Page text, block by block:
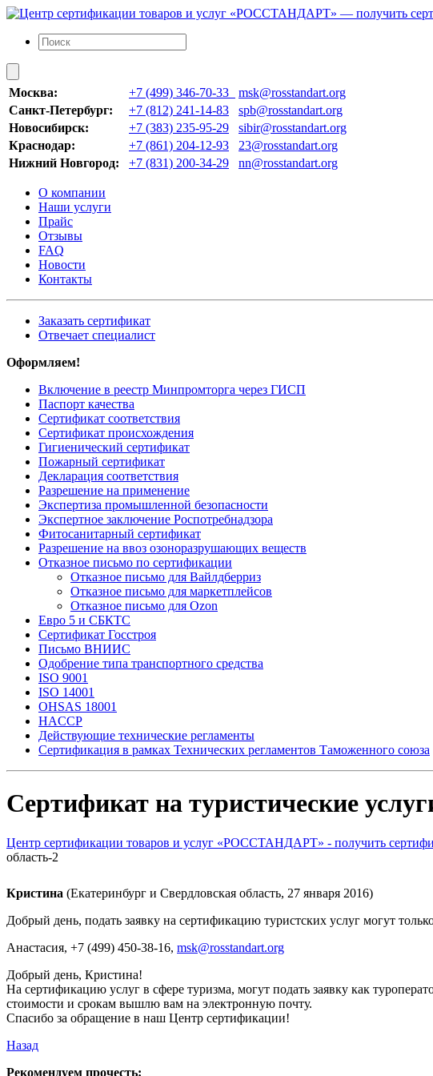
Москва: +7 (499) 346-70-33
msk@rosstandart.org
Санкт-Петербург:
+7 (812) 241-14-83
spb@rosstandart.org
Новосибирск:
+7 (383) 235-95-29
sibir@rosstandart.org
Краснодар:
+7 (861) 204-12-93
23@rosstandart.org
Нижний Новгород:
+7 (831) 200-34-29 nn@rosstandart.org
О компании
Наши услуги
Прайс
Отзывы
FAQ
Новости
Контакты
Заказать сертификат
Отвечает специалист
Оформляем!
Включение в реестр Минпромторга через ГИСП
Паспорт качества
Сертификат соответствия
Сертификат происхождения
Гигиенический сертификат
Пожарный сертификат
Декларация соответствия
Разрешение на применение
Экспертиза промышленной безопасности
Экспертное заключение Роспотребнадзора
Фитосанитарный сертификат
Разрешение на ввоз озоноразрушающих веществ
Отказное письмо по сертификации
Отказное письмо для Вайлдберриз
Отказное письмо для маркетплейсов
Отказное письмо для Ozon
Евро 5 и СБКТС
Сертификат Госстроя
Письмо ВНИИС
Одобрение типа транспортного средства
ISO 9001
ISO 14001
OHSAS 18001
HACCP
Действующие технические регламенты
Сертификация в рамках Технических регламентов Таможенного союза
Сертификат на туристические
Центр сертификации товаров и услуг «РОССТАНДАРТ» - получить
область-2
Кристина (Екатеринбург и Свердловская область, 27 января 2016)
Добрый день, подать заявку на сертификацию туристских услуг могут
Анастасия, +7 (499) 450-38-16, msk@rosstandart.org
Добрый день, Кристина!
На сертификацию услуг в сфере туризма, могут подать заявку как
стоимости и срокам вышлю вам на электронную почту.
Спасибо за обращение в наш Центр сертификации!
Назад
Рекомендуем прочесть: